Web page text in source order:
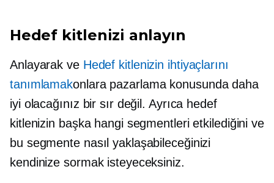
Hedef kitlenizi anlayın
Anlayarak ve Hedef kitlenizin ihtiyaçlarını
tanımlamakonlara pazarlama konusunda daha
iyi olacağınız bir sır değil. Ayrıca hedef
kitlenizin başka hangi segmentleri etkilediğini ve
bu segmente nasıl yaklaşabileceğinizi
kendinize sormak isteyeceksiniz.